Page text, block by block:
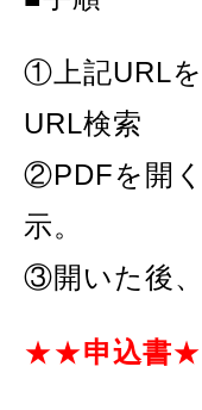
①上記URL
URL検索
②PDFを開
示。
③開いた後
★★申込書